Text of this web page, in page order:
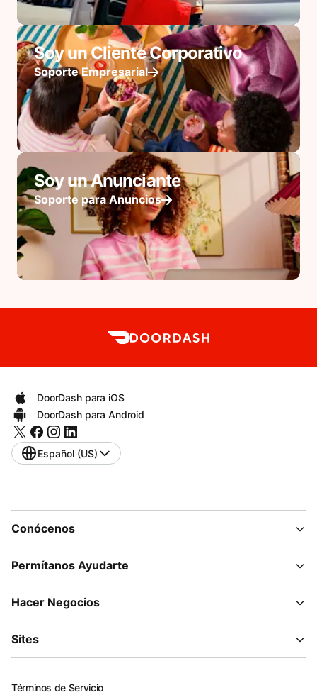
Soy un Cliente Corporativo
Soporte Empresarial
Soy un Anunciante
Soporte para Anuncios
DoorDash para iOS
DoorDash para Android
Español (US)
Conócenos
Permítanos Ayudarte
Hacer Negocios
Sites
Términos de Servicio